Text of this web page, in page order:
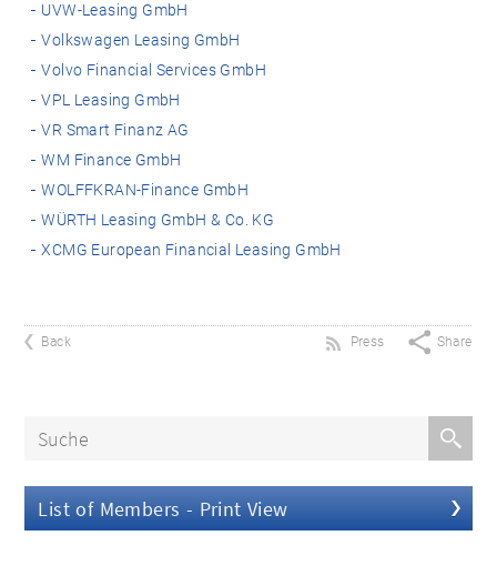
UVW-Leasing GmbH
Volkswagen Leasing GmbH
Volvo Financial Services GmbH
VPL Leasing GmbH
VR Smart Finanz AG
WM Finance GmbH
WOLFFKRAN-Finance GmbH
WÜRTH Leasing GmbH & Co. KG
XCMG European Financial Leasing GmbH
Back Share
Press
List of Members - Print View